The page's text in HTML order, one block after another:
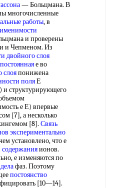
— Больцмана. В
многочисленные
работы, в
и проверены
и Чепменом. Из
двойного слоя
е во
слояпонижена
поляЕ
) и структурирующего
е Е) впервые
[7], а несколько
[8]. Связь
экспериментально
установлено, что е
ионов.
е изменяются по
фаз. Поэтому
постоянство
[10—14].